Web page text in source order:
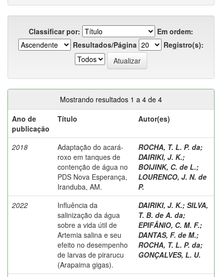
Classificar por:
Em ordem:
Resultados/Página
Registro(s):
Mostrando resultados 1 a 4 de 4
Ano de
publicação
Título Autor(es)
2018
Adaptação do acará-
roxo em tanques de
contenção de água no
PDS Nova Esperança,
Iranduba, AM.
ROCHA, T. L. P. da;
DAIRIKI, J. K.;
BOIJINK, C. de L.;
LOURENCO, J. N. de
P.
2022
Influência da
salinização da água
sobre a vida útil de
Artemia salina e seu
efeito no desempenho
de larvas de pirarucu
(Arapaima gigas).
DAIRIKI, J. K.; SILVA,
T. B. de A. da;
EPIFÂNIO, C. M. F.;
DANTAS, F. de M.;
ROCHA, T. L. P. da;
GONÇALVES, L. U.